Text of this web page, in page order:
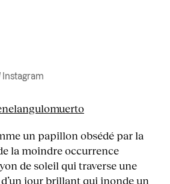
Instagram
un papillon obsédé par la
la moindre occurrence
de soleil qui traverse une
d’un jour brillant qui inonde un